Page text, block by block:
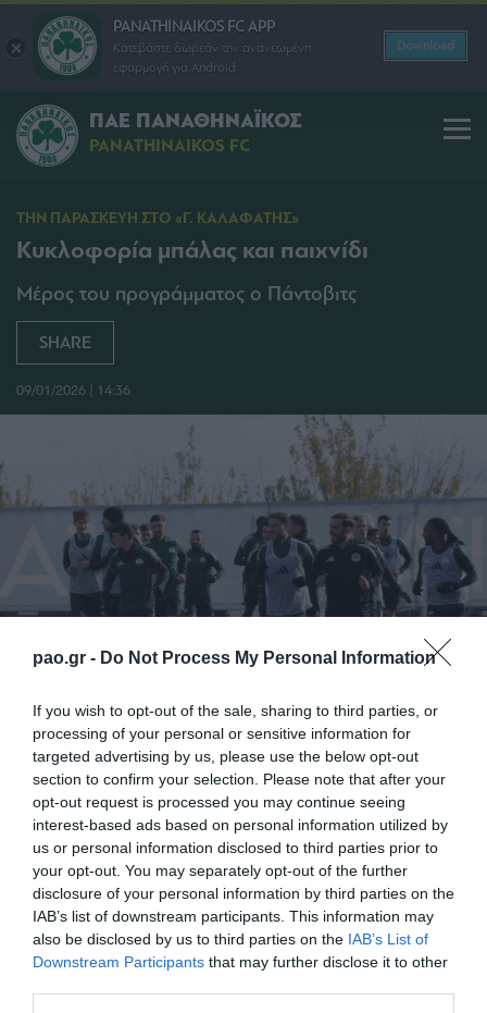
pao.gr - Do Not Process My Personal Information
If you wish to opt-out of the sale, sharing to third parties, or
processing of your personal or sensitive information for
targeted advertising by us, please use the below opt-out
section to confirm your selection. Please note that after your
opt-out request is processed you may continue seeing
interest-based ads based on personal information utilized by
us or personal information disclosed to third parties prior to
your opt-out. You may separately opt-out of the further
disclosure of your personal information by third parties on the
IAB’s list of downstream participants. This information may
also be disclosed by us to third parties on the IAB’s List of
Downstream Participants that may further disclose it to other
PANATHINAIKOS FC APP
Κατεβάστε δωρεάν την ανανεωμένη
εφαρμογή για Android
Download
ΠΑΕ ΠΑΝΑΘΗΝΑΪΚΟΣ
PANATHINAIKOS FC
ΤΗΝ ΠΑΡΑΣΚΕΥΗ ΣΤΟ «Γ. ΚΑΛΑΦΑΤΗΣ»
Κυκλοφορία μπάλας και παιχνίδι
Μέρος του προγράμματος ο Πάντοβιτς
SHARE
09/01/2026 | 14:36
Με πρωινή προπόνηση στο «Γ. Καλαφάτης»
συνεχίστηκε την Παρασκευή η προετοιμασία του
Παναθηναϊκού ενόψει της αναμέτρησης με τον
Πανσερραϊκό την Κυριακή στο ΟΑΚΑ.
Το πρόγραμμα περιελάμβανε προθέρμανση,
rondo, ασκήσεις κυκλοφορίας μπάλας, τακτική